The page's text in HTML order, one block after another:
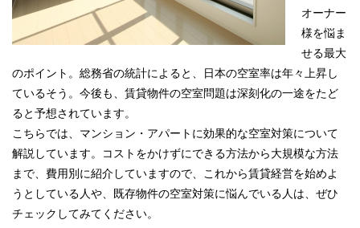
オーナー
様を悩ま
せる最大
のポイント。総務省の統計によると、
日本の空室率は年々上昇し
ているそう。今後も、賃貸物件の空室問題は深刻化の一途をたど
ると予想されています。
こちらでは、マンション・アパートに効果的な空室対策について
解説しています。コストをかけずにできる方法から大規模な方法
まで、費用別に紹介していますので、これから賃貸経営を始めよ
うとしている人や、既存物件の空室対策に悩んでいる人は、ぜひ
チェックしてみてください。